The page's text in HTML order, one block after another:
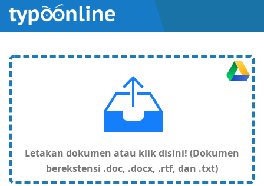
Letakan dokumen atau klik disini! (Dokumen
berekstensi .doc, .docx, .rtf, dan .txt)